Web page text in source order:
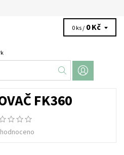
0 ks / 0 Kč
FK360